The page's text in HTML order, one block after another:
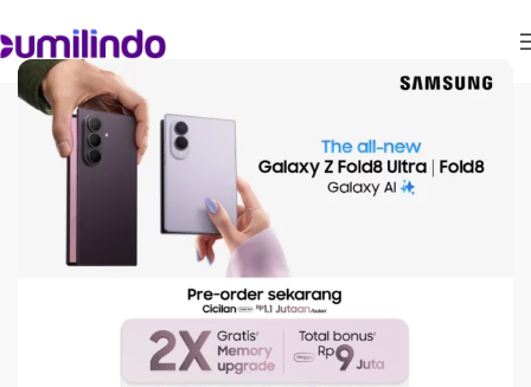
ARTIKEL
Fitur One UI 6 &HP
Samsung yang Kebagian
Fitur ini
On January 5, 2024